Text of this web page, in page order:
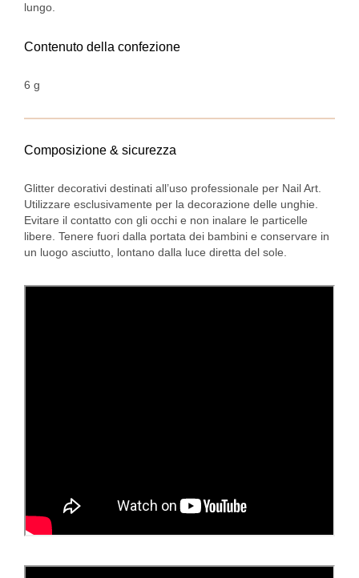
lungo.
Contenuto della confezione
6 g
Composizione & sicurezza
Glitter decorativi destinati all’uso professionale per Nail Art.
Utilizzare esclusivamente per la decorazione delle unghie.
Evitare il contatto con gli occhi e non inalare le particelle
libere. Tenere fuori dalla portata dei bambini e conservare in
un luogo asciutto, lontano dalla luce diretta del sole.